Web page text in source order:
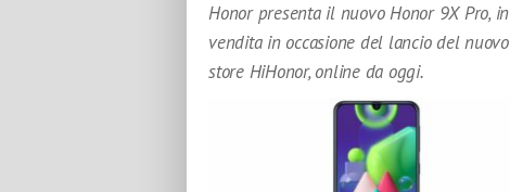
Honor presenta il nuovo Honor 9X Pro, in
vendita in occasione del lancio del nuovo
store HiHonor, online da oggi.